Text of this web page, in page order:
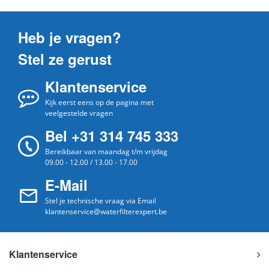
Heb je vragen?
Stel ze gerust
Klantenservice
Kijk eerst eens op de pagina met
veelgestelde vragen
Bel +31 314 745 333
Bereikbaar van maandag t/m vrijdag
09.00 - 12.00 / 13.00 - 17.00
E-Mail
Stel je technische vraag via Email
klantenservice@waterfilterexpert.be
Klantenservice